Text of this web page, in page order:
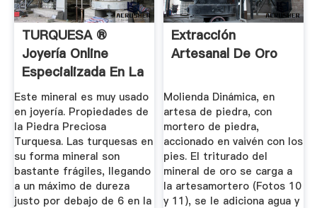
TURQUESA ®️
Joyería Online
Especializada En La
Piedra ...
Este mineral es muy usado
en joyería. Propiedades de
la Piedra Preciosa
Turquesa. Las turquesas en
su forma mineral son
bastante frágiles, llegando
a un máximo de dureza
justo por debajo de 6 en la
Extracción
Artesanal De Oro
Molienda Dinámica, en
artesa de piedra, con
mortero de piedra,
accionado en vaivén con los
pies. El triturado del
mineral de oro se carga a
la artesamortero (Fotos 10
y 11), se le adiciona agua y